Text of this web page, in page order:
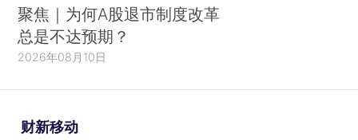
聚焦｜为何A股退市制度改革
总是不达预期？
2026年08月10日
财新移动